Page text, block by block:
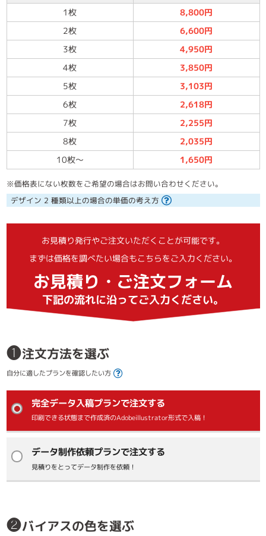
1枚
8,800円
2枚
6,600円
3枚
4,950円
4枚
3,850円
5枚
3,103円
6枚
2,618円
7枚
2,255円
8枚
2,035円
10枚～ 1,650円
※価格表にない枚数をご希望の場合はお問い合わせください。
デザイン 2 種類以上の場合の単価の考え方
お見積り発行やご注文いただくことが可能です。
まずは価格を調べたい場合もこちらをご入力ください。
お見積り・ご注文フォーム
下記の流れに沿ってご入力ください。
❶注文方法を選ぶ
自分に適したプランを確認したい方
完全データ入稿プランで注文する
印刷できる状態まで作成済のAdobeillustrator形式で入稿！
データ制作依頼プランで注文する
見積りをとってデータ制作を依頼！
❷バイアスの色を選ぶ